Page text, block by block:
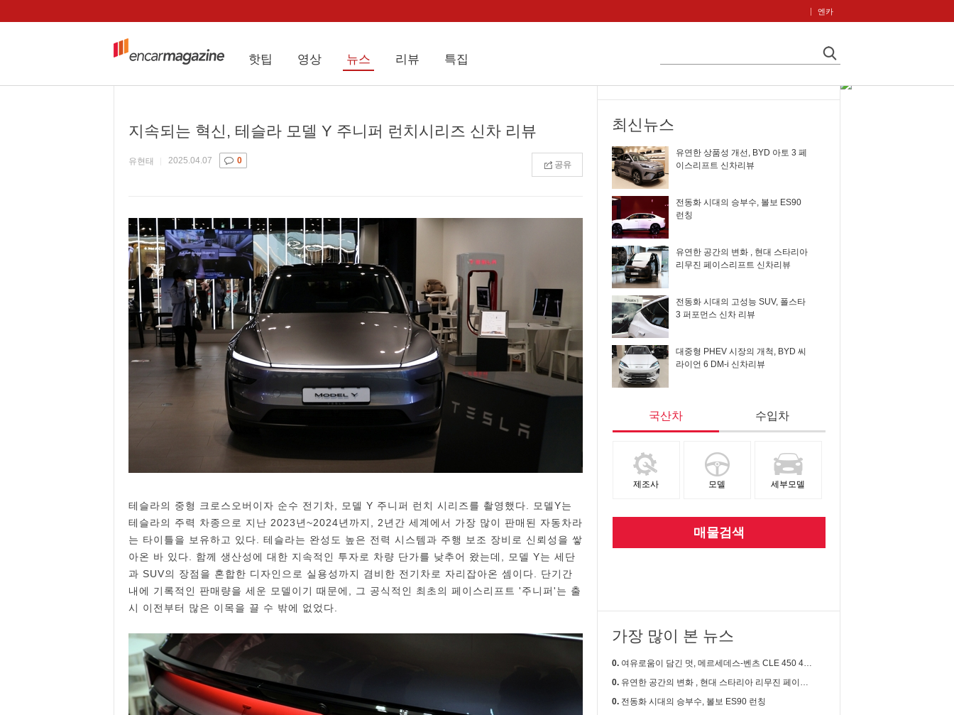
엔카
핫팁 영상 뉴스 리뷰 특집
지속되는 혁신, 테슬라 모델 Y 주니퍼 런치시리즈 신차 리뷰
유현태 2025.04.07 0 공유
테슬라의 중형 크로스오버이자 순수 전기차, 모델 Y 주니퍼 런치 시리즈를 촬영했다. 모델Y는
테슬라의 주력 차종으로 지난 2023년~2024년까지, 2년간 세계에서 가장 많이 판매된 자동차라
는 타이틀을 보유하고 있다. 테슬라는 완성도 높은 전력 시스템과 주행 보조 장비로 신뢰성을 쌓
아온 바 있다. 함께 생산성에 대한 지속적인 투자로 차량 단가를 낮추어 왔는데, 모델 Y는 세단
과 SUV의 장점을 혼합한 디자인으로 실용성까지 겸비한 전기차로 자리잡아온 셈이다. 단기간
내에 기록적인 판매량을 세운 모델이기 때문에, 그 공식적인 최초의 페이스리프트 '주니퍼'는 출
시 이전부터 많은 이목을 끌 수 밖에 없었다.
최신뉴스
유연한 상품성 개선, BYD 아토 3 페
이스리프트 신차리뷰
전동화 시대의 승부수, 볼보 ES90
런칭
유연한 공간의 변화 , 현대 스타리아
리무진 페이스리프트 신차리뷰
전동화 시대의 고성능 SUV, 폴스타
3 퍼포먼스 신차 리뷰
대중형 PHEV 시장의 개척, BYD 씨
라이언 6 DM-i 신차리뷰
국산차 수입차
제조사 모델 세부모델
매물검색
가장 많이 본 뉴스
0. 여유로움이 담긴 멋, 메르세데스-벤츠 CLE 450 4matic 카브리올레 시승기
0. 유연한 공간의 변화 , 현대 스타리아 리무진 페이스리프트 신차리뷰
0. 전동화 시대의 승부수, 볼보 ES90 런칭